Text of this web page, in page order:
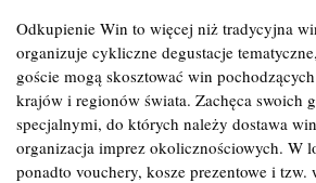
Odkupienie Win to więcej niż tradycyjna
organizuje cykliczne degustacje
goście mogą skosztować win
krajów i regionów świata. Zachęca swoich
specjalnymi, do których należy dostawa
organizacja imprez okolicznościowych. W
ponadto vouchery, kosze prezentowe i tzw.